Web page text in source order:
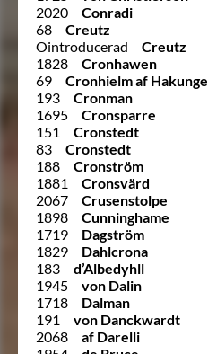
2020
Conradi
68
Creutz
Ointroducerad
Creutz
1828
Cronhawen
69
Cronhielm af Hakunge
193
Cronman
1695
Cronsparre
151
Cronstedt
83
Cronstedt
188
Cronström
1881
Cronsvärd
2067
Crusenstolpe
1898
Cunninghame
1719
Dagström
1829
Dahlcrona
183
d’Albedyhll
1945
von Dalin
1718
Dalman
191
von Danckwardt
2068
af Darelli